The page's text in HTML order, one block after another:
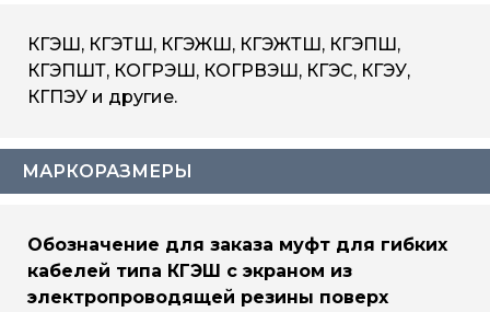
КГЭШ, КГЭТШ, КГЭЖШ, КГЭЖТШ, КГЭПШ,
КГЭПШТ, КОГРЭШ, КОГРВЭШ, КГЭС, КГЭУ,
КГПЭУ и другие.
МАРКОРАЗМЕРЫ
Обозначение для заказа муфт для гибких
кабелей типа КГЭШ с экраном из
электропроводящей резины поверх